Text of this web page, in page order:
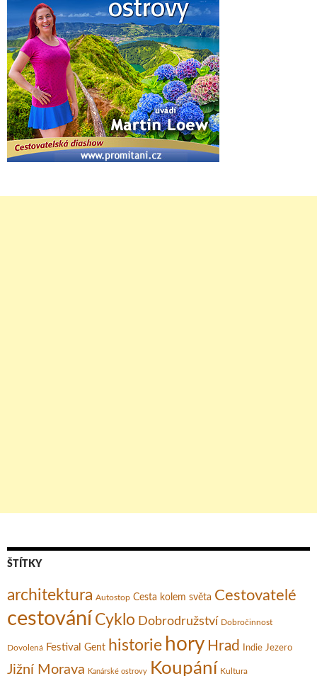
ŠTÍTKY
architektura Autostop Cesta kolem světa Cestovatelé
cestování Cyklo Dobrodružství Dobročinnost
Dovolená Festival Gent historie hory Hrad Indie Jezero
Jižní Morava Kanárské ostrovy Koupání Kultura